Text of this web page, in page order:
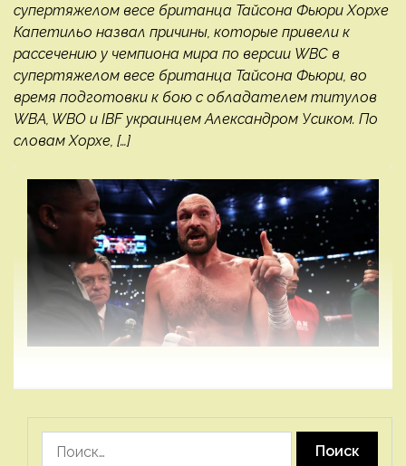
супертяжелом весе британца Тайсона Фьюри Хорхе
Капетильо назвал причины, которые привели к
рассечению у чемпиона мира по версии WBC в
супертяжелом весе британца Тайсона Фьюри, во
время подготовки к бою с обладателем титулов
WBA, WBO и IBF украинцем Александром Усиком. По
словам Хорхе, […]